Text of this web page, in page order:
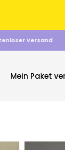
Kostenloser Versand
Mein Paket